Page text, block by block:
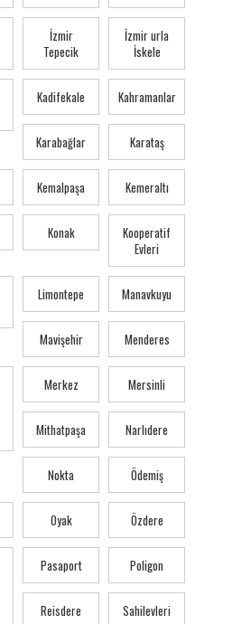
İzmir
Tepecik
İzmir urla
İskele
Kadifekale Kahramanlar
Karabağlar Karataş
Kemalpaşa Kemeraltı
Konak
Kooperatif
Evleri
Limontepe Manavkuyu
Mavişehir Menderes
Merkez Mersinli
Mithatpaşa Narlıdere
Nokta Ödemiş
Oyak Özdere
Pasaport Poligon
Reisdere Sahilevleri